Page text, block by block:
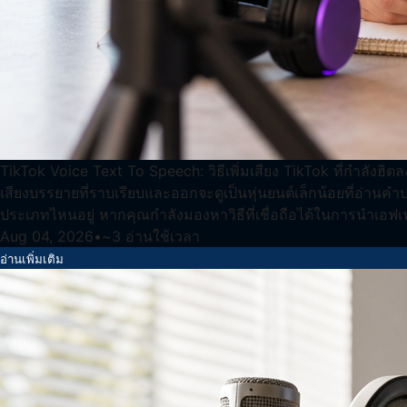
TikTok Voice Text To Speech: วิธีเพิ่มเสียง TikTok ที่กำลังฮิ
เสียงบรรยายที่ราบเรียบและออกจะดูเป็นหุ่นยนต์เล็กน้อยที่อ่าน
ประเภทไหนอยู่ หากคุณกำลังมองหาวิธีที่เชื่อถือได้ในการนำเอฟ
Aug 04, 2026• ~3 อ่านใช้เวลา
อ่านเพิ่มเติม